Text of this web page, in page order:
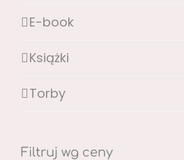
E-book
Książki
Torby
Filtruj wg ceny